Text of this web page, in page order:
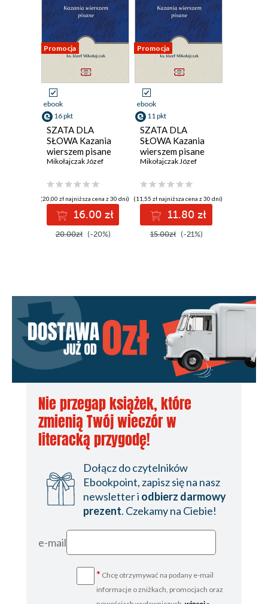
Promocja
ebook
16 pkt
SZATA DLA
SŁOWA Kazania
wierszem pisane
Mikołajczak Józef
(20,00 zł najniższa cena z 30 dni)
16.00 zł
20.00zł (-20%)
Promocja
ebook
11 pkt
SZATA DLA
SŁOWA Kazania
wierszem pisane
Mikołajczak Józef
(11,55 zł najniższa cena z 30 dni)
11.80 zł
15.00zł (-21%)
Nie przegap książek, które
zmienią Twój wieczór w
literacką przygodę!
Dołącz do czytelników
Ebookpoint, zapisz się na nasz
newsletter i odbierz darmowy
prezent. Czekamy na Ciebie!
e-mail
* Chcę otrzymywać na podany e-mail
informacje o zniżkach, promocjach oraz